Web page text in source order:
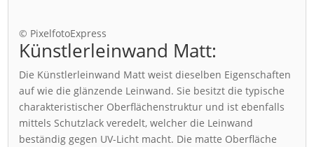
© PixelfotoExpress
Künstlerleinwand Matt:
Die Künstlerleinwand Matt weist dieselben Eigenschaften
auf wie die glänzende Leinwand. Sie besitzt die typische
charakteristischer Oberflächenstruktur und ist ebenfalls
mittels Schutzlack veredelt, welcher die Leinwand
beständig gegen UV-Licht macht. Die matte Oberfläche